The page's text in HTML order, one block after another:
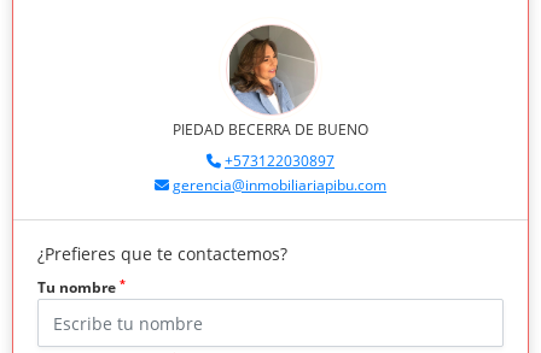
PIEDAD BECERRA DE BUENO
+573122030897
gerencia@inmobiliariapibu.com
¿Prefieres que te contactemos?
Tu nombre *